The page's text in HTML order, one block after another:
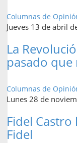
Columnas de
Jueves 13 de abril
La
pasado que
Columnas de
Lunes 28 de
Fidel
Fidel